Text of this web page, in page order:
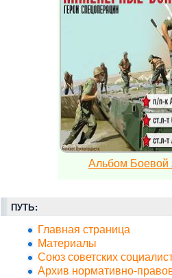
Альбом Боевой
ПУТЬ:
Главная страница
Материалы
Союз советских
Архив нормативно-